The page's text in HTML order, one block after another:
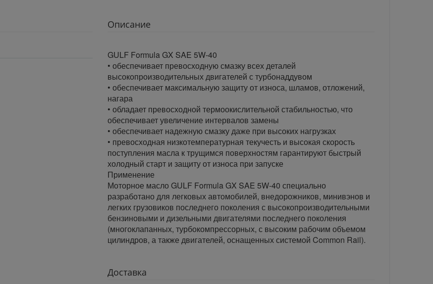
Описание
GULF Formula GX SAE 5W-40
• обеспечивает превосходную смазку всех деталей
высокопроизводительных двигателей с турбонаддувом
• обеспечивает максимальную защиту от износа, шламов, отложений,
нагара
• обладает превосходной термоокислительной стабильностью, что
обеспечивает увеличение интервалов замены
• обеспечивает надежную смазку даже при высоких нагрузках
• превосходная низкотемпературная текучесть и высокая скорость
поступления масла к трущимся поверхностям гарантируют быстрый
холодный старт и защиту от износа при запуске
Применение
Моторное масло GULF Formula GX SAE 5W-40 специально
разработано для легковых автомобилей, внедорожников, минивэнов и
легких грузовиков последнего поколения с высокопроизводительными
бензиновыми и дизельными двигателями последнего поколения
(многоклапанных, турбокомпрессорных, с высоким рабочим объемом
цилиндров, а также двигателей, оснащенных системой Common Rail).
Доставка